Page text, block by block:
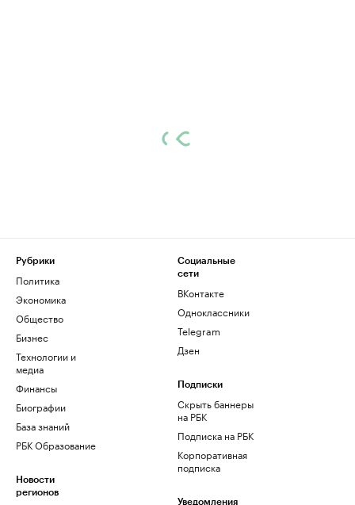
Рубрики
Политика
Экономика
Общество
Бизнес
Технологии и
медиа
Финансы
Биографии
База знаний
РБК Образование
Новости
регионов
Социальные
сети
ВКонтакте
Одноклассники
Telegram
Дзен
Подписки
Скрыть баннеры
на РБК
Подписка на РБК
Корпоративная
подписка
Уведомления